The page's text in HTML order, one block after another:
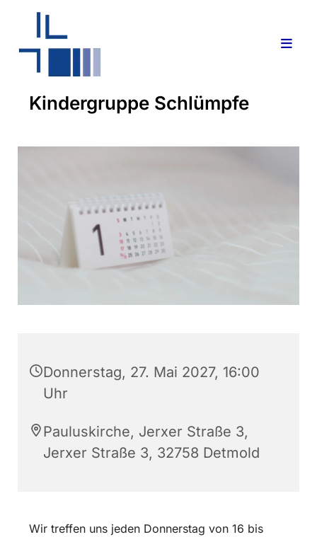
Kindergruppe Schlümpfe
Donnerstag, 27. Mai 2027, 16:00
Uhr
Pauluskirche, Jerxer Straße 3,
Jerxer Straße 3, 32758 Detmold
Wir treffen uns jeden Donnerstag von 16 bis